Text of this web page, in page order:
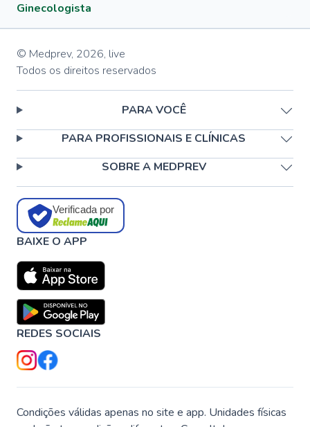
Ginecologista
© Medprev, 2026, live
Todos os direitos reservados
PARA VOCÊ
PARA PROFISSIONAIS E CLÍNICAS
SOBRE A MEDPREV
Verificada por
BAIXE O APP
REDES SOCIAIS
Condições válidas apenas no site e app. Unidades físicas